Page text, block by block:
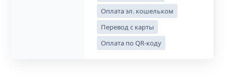
Оплата эл. кошельком
Перевод с карты
Оплата по QR-коду